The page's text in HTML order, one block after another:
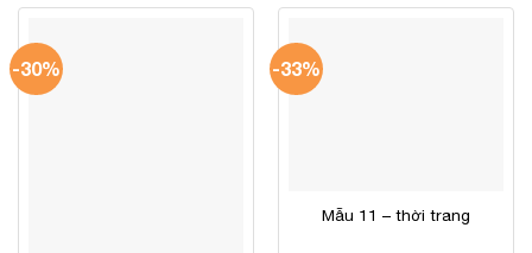
-30% -33%
Mẫu 11 – thời trang